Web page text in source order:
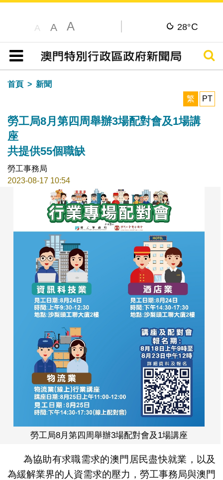
A A A 28°C
目錄
搜尋
首頁
新聞
繁
PT
勞工局8月第四周舉辦3場配對會及1場講
座
共提供55個職缺
勞工事務局
2023-08-17 10:54
勞工局8月第四周舉辦3場配對會及1場講座
為協助有求職需求的澳門居民盡快就業，以及
為緩解業界的人資需求的壓力，勞工事務局與澳門